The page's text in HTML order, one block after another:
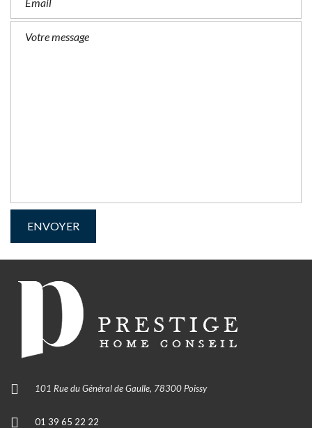
101 Rue du Général de Gaulle, 78300 Poissy
01 39 65 22 22